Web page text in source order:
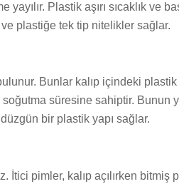
Plastik aşırı sıcaklık ve
ve plastiğe tek tip nitelikler sağlar.
Bunlar kalıp içindeki
süresine sahiptir. Bunun
bir plastik yapı sağlar.
pimler, kalıp açılırken bitmiş